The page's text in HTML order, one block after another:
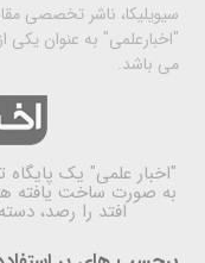
سیویلیکا، ناشر تخصصی
"اخبارعلمی" به عنوان یکی
می باشد.
"اخبار علمی" یک
به صورت ساخت یافته
افتد را رصد،